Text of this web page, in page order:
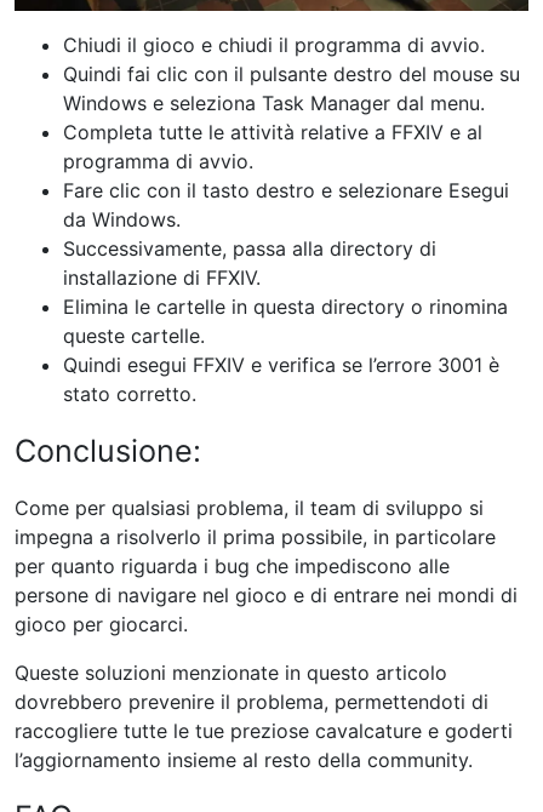
Chiudi il gioco e chiudi il programma di avvio.
Quindi fai clic con il pulsante destro del mouse su
Windows e seleziona Task Manager dal menu.
Completa tutte le attività relative a FFXIV e al
programma di avvio.
Fare clic con il tasto destro e selezionare Esegui
da Windows.
Successivamente, passa alla directory di
installazione di FFXIV.
Elimina le cartelle in questa directory o rinomina
queste cartelle.
Quindi esegui FFXIV e verifica se l’errore 3001 è
stato corretto.
Conclusione:
Come per qualsiasi problema, il team di sviluppo si
impegna a risolverlo il prima possibile, in particolare
per quanto riguarda i bug che impediscono alle
persone di navigare nel gioco e di entrare nei mondi di
gioco per giocarci.
Queste soluzioni menzionate in questo articolo
dovrebbero prevenire il problema, permettendoti di
raccogliere tutte le tue preziose cavalcature e goderti
l’aggiornamento insieme al resto della community.